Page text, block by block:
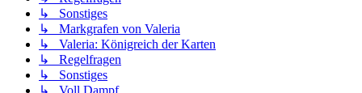
↳ Sonstiges
↳ Markgrafen von Valeria
↳ Valeria: Königreich der Karten
↳ Regelfragen
↳ Sonstiges
↳ Voll Dampf